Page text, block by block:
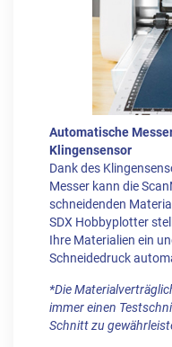
Automatische
Klingensensor
Dank des
Messer kann die
schneidenden
SDX Hobbyplotter
Ihre Materialien ein
Schneidedruck
*Die
immer einen
Schnitt zu